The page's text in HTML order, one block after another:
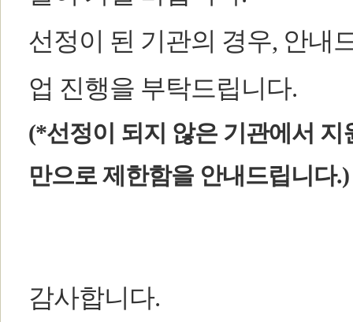
선정이 된 기관의 경우, 안내
업 진행을 부탁드립니다.
(*선정이 되지 않은 기관에서
만으로 제한함을 안내드립니다.)
감사합니다.